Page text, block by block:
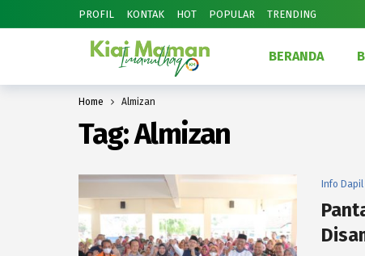
PROFIL KONTAK HOT POPULAR TRENDING
BERANDA
Home Almizan
Tag:Almizan
Info Dapil